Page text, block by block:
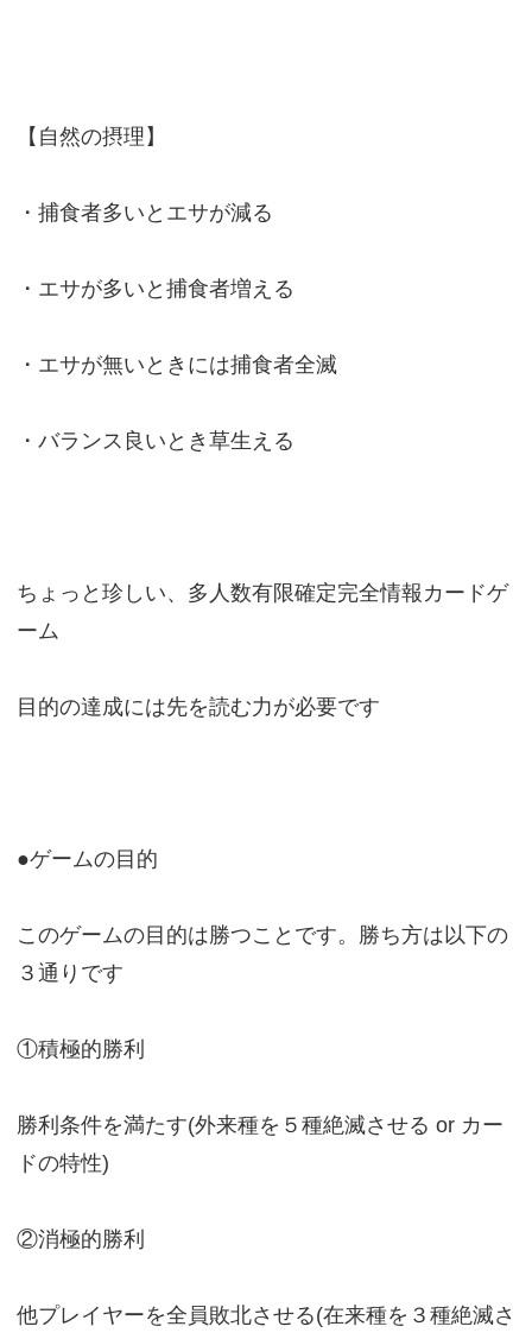
【自然の摂理】
・捕食者多いとエサが減る
・エサが多いと捕食者増える
・エサが無いときには捕食者全滅
・バランス良いとき草生える
ちょっと珍しい、多人数有限確定完全情報カードゲ
ーム
目的の達成には先を読む力が必要です
●ゲームの目的
このゲームの目的は勝つことです。勝ち方は以下の
３通りです
①積極的勝利
勝利条件を満たす(外来種を５種絶滅させる or カー
ドの特性)
②消極的勝利
他プレイヤーを全員敗北させる(在来種を３種絶滅さ